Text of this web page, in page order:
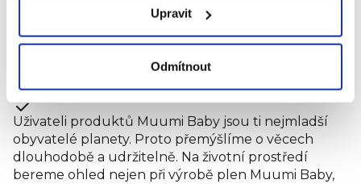
Upravit
Odmítnout
využívá pouze certifikovanou vodní a solární
energii. Tyto obnovitelné formy energie
neprodukují žádné emise oxidu uhličitého.
Proč jsou naše plenky eko?
Uživateli produktů Muumi Baby jsou ti nejmladší
obyvatelé planety. Proto přemýšlíme o věcech
dlouhodobě a udržitelně. Na životní prostředí
bereme ohled nejen při výrobě plen Muumi Baby,